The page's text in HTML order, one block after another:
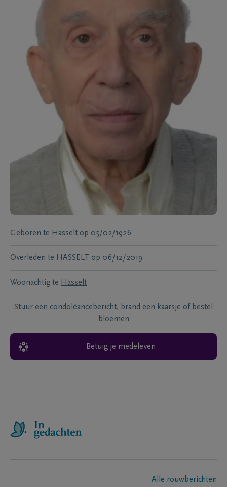
Geboren te Hasselt op 05/02/1926
Overleden te HASSELT op 06/12/2019
Woonachtig te Hasselt
Stuur een condoléancebericht, brand een kaarsje of bestel
bloemen
Betuig je medeleven
Alle rouwberichten